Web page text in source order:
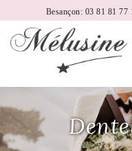
Besançon: 03 81 81 77